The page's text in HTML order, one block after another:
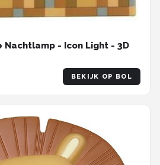
Nachtlamp - Icon Light - 3D
BEKIJK OP BOL